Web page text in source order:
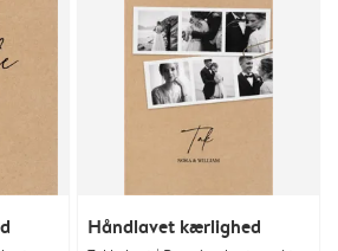
Håndlavet kærlighed